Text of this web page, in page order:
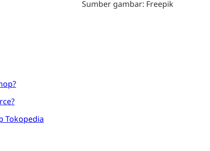
Sumber gambar: Freepik
Tokopedia